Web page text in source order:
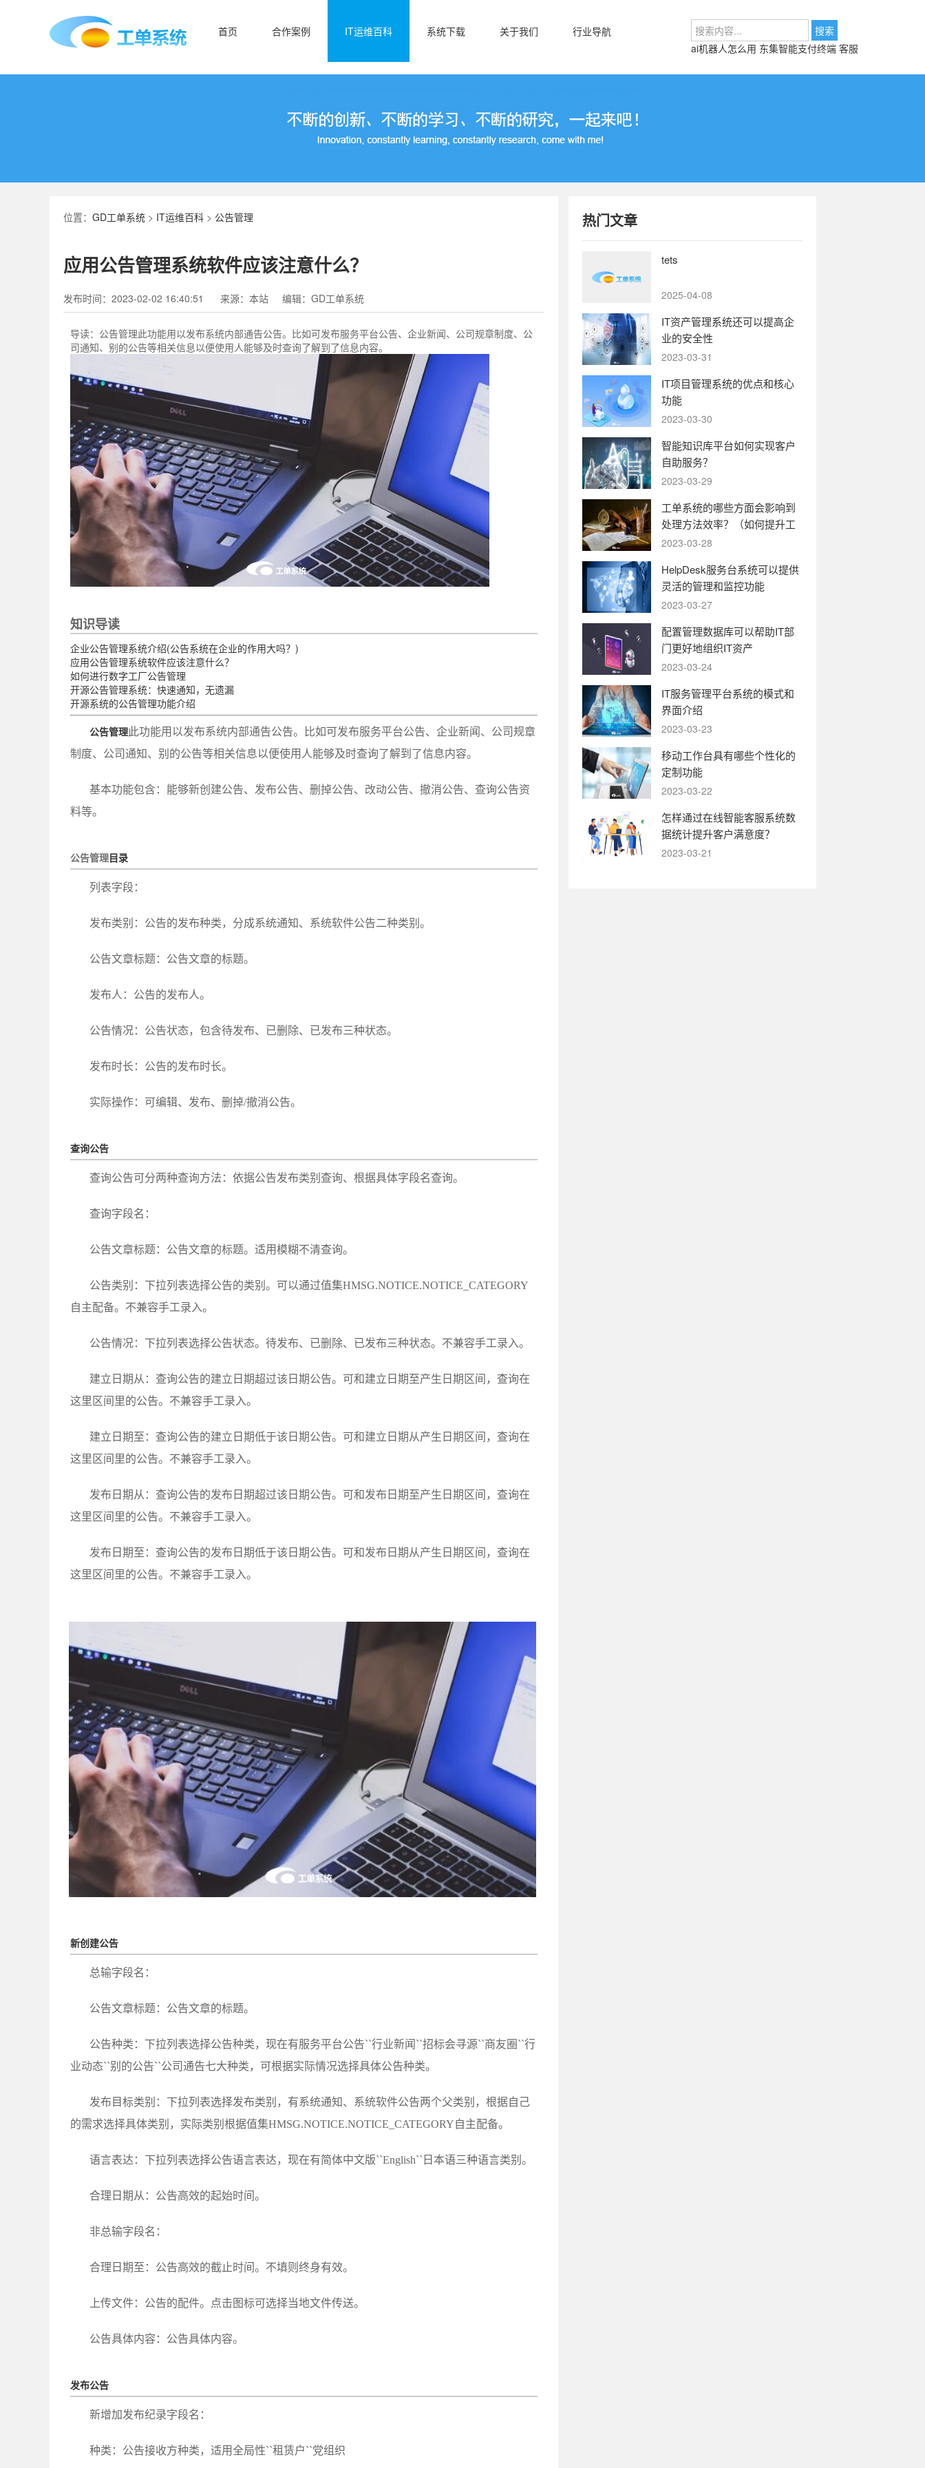
首页 合作案例 IT运维百科 系统下载 关于我们
行业导航
ai机器人怎么用 东集智能支付终端 客服
位置： GD工单系统 > IT运维百科 > 公告管理
应用公告管理系统软件应该注意什么？
发布时间：2023-02-02 16:40:51 来源：本站 编辑：GD工单系统
导读： 公告管理此功能用以发布系统内部通告公告。比如可发布服务平台公告、企业新闻、公司规章制度、公
司通知、别的公告等相关信息以便使用人能够及时查询了解到了信息内容。
知识导读
企业公告管理系统介绍(公告系统在企业的作用大吗？)
应用公告管理系统软件应该注意什么？
如何进行数字工厂公告管理
开源公告管理系统：快速通知，无遗漏
开源系统的公告管理功能介绍
公告管理此功能用以发布系统内部通告公告。比如可发布服务平台公告、企业新闻、公司规章
制度、公司通知、别的公告等相关信息以便使用人能够及时查询了解到了信息内容。
基本功能包含：能够新创建公告、发布公告、删掉公告、改动公告、撤消公告、查询公告资
料等。
公告管理 目录
列表字段：
发布类别：公告的发布种类，分成系统通知、系统软件公告二种类别。
公告文章标题：公告文章的标题。
发布人：公告的发布人。
公告情况：公告状态，包含待发布、已删除、已发布三种状态。
发布时长：公告的发布时长。
实际操作：可编辑、发布、删掉/撤消公告。
查询公告
查询公告可分两种查询方法：依据公告发布类别查询、根据具体字段名查询。
查询字段名：
公告文章标题：公告文章的标题。适用模糊不清查询。
公告类别：下拉列表选择公告的类别。可以通过值集HMSG.NOTICE.NOTICE_CATEGORY
自主配备。不兼容手工录入。
公告情况：下拉列表选择公告状态。待发布、已删除、已发布三种状态。不兼容手工录入。
建立日期从：查询公告的建立日期超过该日期公告。可和建立日期至产生日期区间，查询在
这里区间里的公告。不兼容手工录入。
建立日期至：查询公告的建立日期低于该日期公告。可和建立日期从产生日期区间，查询在
这里区间里的公告。不兼容手工录入。
发布日期从：查询公告的发布日期超过该日期公告。可和发布日期至产生日期区间，查询在
这里区间里的公告。不兼容手工录入。
发布日期至：查询公告的发布日期低于该日期公告。可和发布日期从产生日期区间，查询在
这里区间里的公告。不兼容手工录入。
新创建公告
总输字段名：
公告文章标题：公告文章的标题。
公告种类：下拉列表选择公告种类，现在有服务平台公告``行业新闻``招标会寻源``商友圈``行
业动态``别的公告``公司通告七大种类，可根据实际情况选择具体公告种类。
发布目标类别：下拉列表选择发布类别，有系统通知、系统软件公告两个父类别，根据自己
的需求选择具体类别，实际类别根据值集HMSG.NOTICE.NOTICE_CATEGORY自主配备。
语言表达：下拉列表选择公告语言表达，现在有简体中文版``English``日本语三种语言类别。
合理日期从：公告高效的起始时间。
非总输字段名：
合理日期至：公告高效的截止时间。不填则终身有效。
上传文件：公告的配件。点击图标可选择当地文件传送。
公告具体内容：公告具体内容。
发布公告
新增加发布纪录字段名：
种类：公告接收方种类，适用全局性``租赁户``党组织
热门文章
tets
2025-04-08
IT资产管理系统还可以提高企
业的安全性
2023-03-31
IT项目管理系统的优点和核心
功能
2023-03-30
智能知识库平台如何实现客户
自助服务？
2023-03-29
工单系统的哪些方面会影响到
处理方法效率？（如何提升工
单系统的运转效率）
2023-03-28
HelpDesk服务台系统可以提供
灵活的管理和监控功能
2023-03-27
配置管理数据库可以帮助IT部
门更好地组织IT资产
2023-03-24
IT服务管理平台系统的模式和
界面介绍
2023-03-23
移动工作台具有哪些个性化的
定制功能
2023-03-22
怎样通过在线智能客服系统数
据统计提升客户满意度？
2023-03-21